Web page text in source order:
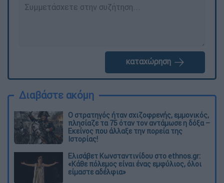
καταχώρηση
Διαβάστε ακόμη
O στρατηγός ήταν σχιζοφρενής, εμμονικός,
πλησίαζε τα 75 όταν τον αντάμωσε η δόξα –
Εκείνος που άλλαξε την πορεία της
Ιστορίας!
Ελισάβετ Κωνσταντινίδου στο ethnos.gr:
«Κάθε πόλεμος είναι ένας εμφύλιος, όλοι
είμαστε αδέλφια»